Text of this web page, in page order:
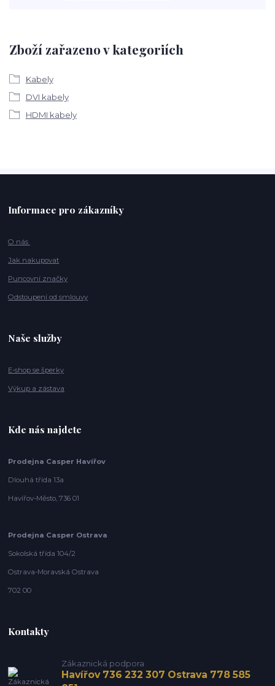
Zboží zařazeno v kategoriích
Kabely
DVI kabely
HDMI kabely
Informace pro zákazníky
O nás
Jak nakupovat
Puncovní značky
Odstoupení od smlouvy
Naše služby
E-shop se šperky
Výkup a zástava
Kde nás najdete
Prodejna Casper Havířov
Dlouhá třída 13a
Havířov-Město, 736 01
Prodejna Casper Ostrava
Sokolská třída 104/2
Ostrava-Moravská Ostrava
702 00
Kontakty
Zákaznická podpora
Havířov 736 232 307 Ostrava 778 585